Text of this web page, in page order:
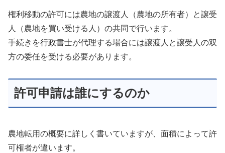
権利移動の許可には農地の譲渡人（農地の所有者）と譲受
人（農地を買い受ける人）の共同で行います。
手続きを行政書士が代理する場合には譲渡人と譲受人の双
方の委任を受ける必要があります。
許可申請は誰にするのか
農地転用の概要に詳しく書いていますが、面積によって許
可権者が違います。